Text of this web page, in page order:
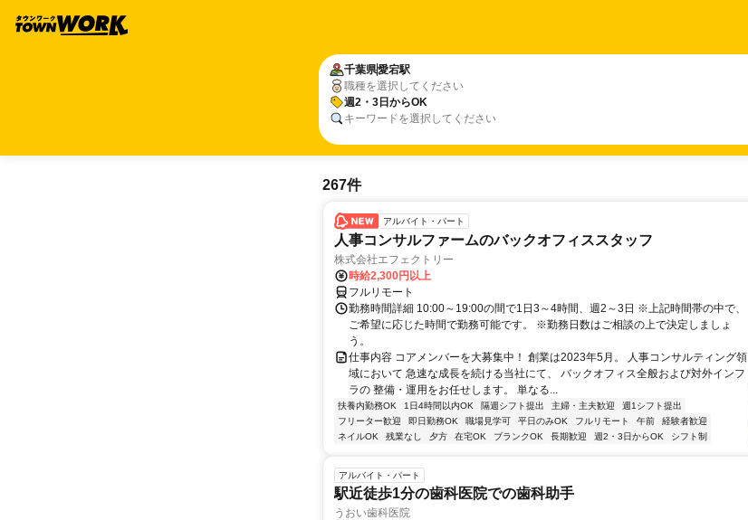
千葉県愛宕駅
職種を選択してください
週2・3日からOK
キーワードを選択してください
267件
アルバイト・パート
人事コンサルファームのバックオフィススタッフ
株式会社エフェクトリー
時給2,300円以上
フルリモート
勤務時間詳細 10:00～19:00の間で1日3～4時間、週2～3日 ※上記時間帯の中で、
ご希望に応じた時間で勤務可能です。 ※勤務日数はご相談の上で決定しましょ
う。
仕事内容 コアメンバーを大募集中！ 創業は2023年5月。 人事コンサルティング領
域において 急速な成長を続ける当社にて、 バックオフィス全般および対外インフ
ラの 整備・運用をお任せします。 単なる...
扶養内勤務OK 1日4時間以内OK 隔週シフト提出 主婦・主夫歓迎
週1シフト提出
フリーター歓迎
即日勤務OK 職場見学可 平日のみOK フルリモート 午前
経験者歓迎
ネイルOK
残業なし 夕方 在宅OK ブランクOK 長期歓迎 週2・3日からOK シフト制
アルバイト・パート
駅近徒歩1分の歯科医院での歯科助手
うおい歯科医院